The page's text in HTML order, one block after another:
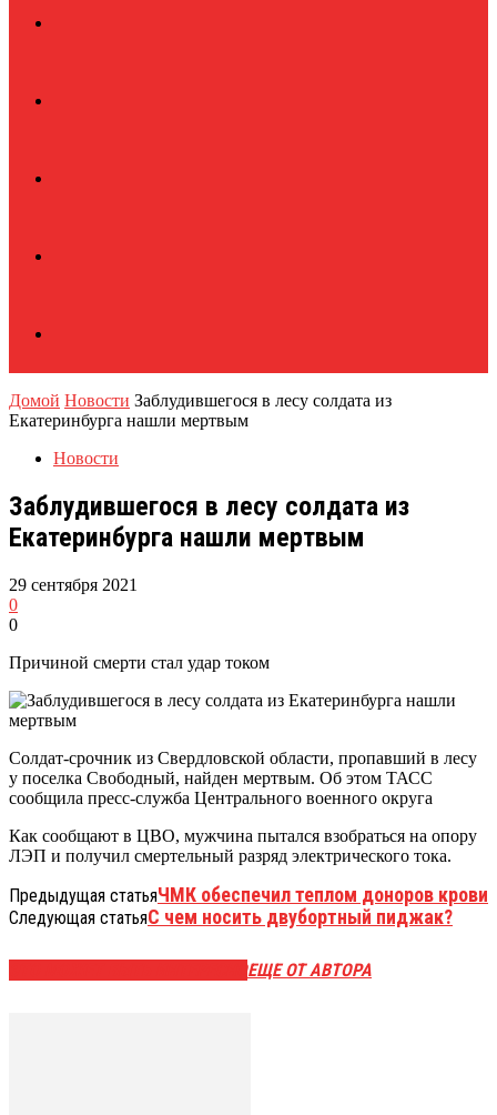
Домой Новости Заблудившегося в лесу солдата из
Екатеринбурга нашли мертвым
Новости
Заблудившегося в лесу солдата из
Екатеринбурга нашли мертвым
29 сентября 2021
0
0
Причиной смерти стал удар током
Солдат-срочник из Свердловской области, пропавший в лесу
у поселка Свободный, найден мертвым. Об этом ТАСС
сообщила пресс-служба Центрального военного округа
Как сообщают в ЦВО, мужчина пытался взобраться на опору
ЛЭП и получил смертельный разряд электрического тока.
Предыдущая статьяЧМК обеспечил теплом доноров крови
Следующая статьяС чем носить двубортный пиджак?
ЕЩЕ ОТ АВТОРА